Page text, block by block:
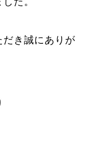
だき誠にありが